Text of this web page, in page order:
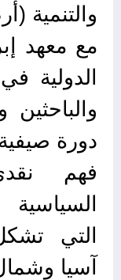
والتنمية
مع معهد
الدولية
دورة
فهم
السياسية
التي
آسيا